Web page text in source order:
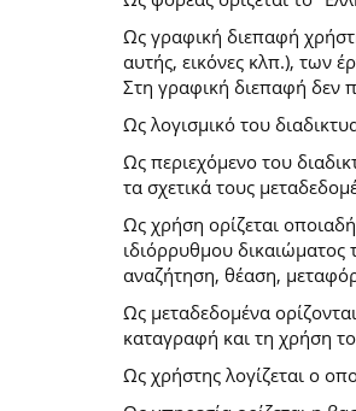
Ως γραφική διεπαφή
αυτής, εικόνες κλπ.), των
Στη γραφική διεπαφή δεν
Ως λογισμικό του
Ως περιεχόμενο του
τα σχετικά τους
Ως χρήση ορίζεται
ιδιόρρυθμου
αναζήτηση, θέαση,
Ως μεταδεδομένα
καταγραφή και τη χρήση
Ως χρήστης λογίζεται ο